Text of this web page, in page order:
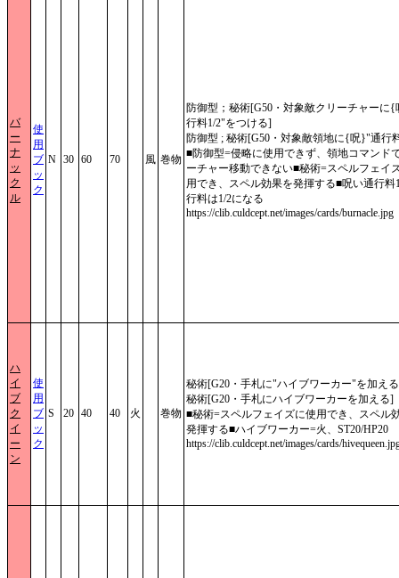
バ
ー
ナ
ッ
ク
ル
使
用
ブ
ッ
ク
N 30 60 70 風 巻物
防御型；秘術[G50・対象敵クリーチャーに
行料1/2"をつける]
防御型 ; 秘術[G50・対象敵領地に{呪}"通行
■防御型=侵略に使用できず、領地コマンド
ーチャー移動できない■秘術=スペルフェイ
用でき、スペル効果を発揮する■呪い通行料
行料は1/2になる
https://clib.culdcept.net/images/cards/burnacle.jpg
ハ
イ
ブ
ク
イ
ー
ン
使
用
ブ
ッ
ク
S 20 40 40 火 巻物
秘術[G20・手札に"ハイブワーカー"を加え
秘術[G20・手札にハイブワーカーを加える]
■秘術=スペルフェイズに使用でき、スペル
発揮する■ハイブワーカー=火、ST20/HP20
https://clib.culdcept.net/images/cards/